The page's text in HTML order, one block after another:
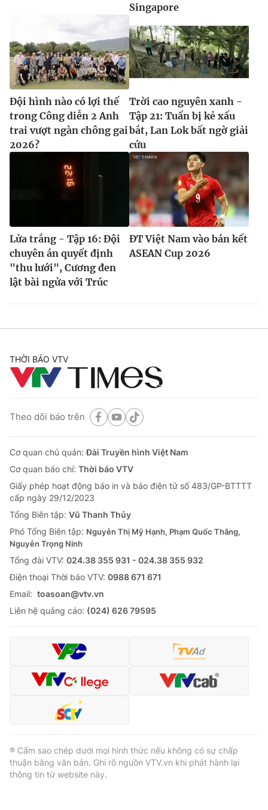
Singapore
Đội hình nào có lợi thế
trong Công diễn 2 Anh
trai vượt ngàn chông gai
2026?
Trời cao nguyên xanh -
Tập 21: Tuấn bị kẻ xấu
bắt, Lan Lok bất ngờ giải
cứu
Lửa trắng - Tập 16: Đội
chuyên án quyết định
"thu lưới", Cương đen
lật bài ngửa với Trúc
ĐT Việt Nam vào bán kết
ASEAN Cup 2026
THỜI BÁO VTV
Theo dõi báo trên
Cơ quan chủ quản:Đài Truyền hình Việt Nam
Cơ quan báo chí: Thời báo VTV
Giấy phép hoạt động báo in và báo điện tử số 483/GP-BTTTT
cấp ngày 29/12/2023
Tổng Biên tập: Vũ Thanh Thủy
Phó Tổng Biên tập: Nguyễn Thị Mỹ Hạnh, Phạm Quốc Thắng,
Nguyễn Trọng Ninh
Tổng đài VTV: 024.38 355 931 - 024.38 355 932
Ðiện thoại Thời báo VTV: 0988 671 671
Email: toasoan@vtv.vn
Liên hệ quảng cáo: (024) 626 79595
® Cấm sao chép dưới mọi hình thức nếu không có sự chấp
thuận bằng văn bản. Ghi rõ nguồn VTV.vn khi phát hành lại
thông tin từ website này.